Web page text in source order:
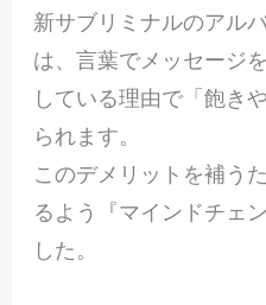
新サブリミナルのアル
は、言葉でメッセージ
している理由で「飽き
られます。
このデメリットを補う
るよう『マインドチェ
した。